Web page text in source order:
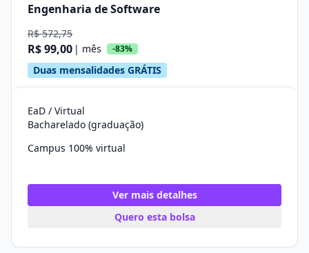
Engenharia de Software
R$ 572,75
R$ 99,00 | mês -83%
Duas mensalidades GRÁTIS
EaD / Virtual
Bacharelado (graduação)
Campus 100% virtual
Ver mais detalhes
Quero esta bolsa